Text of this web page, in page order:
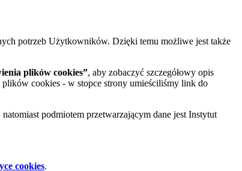
potrzeb Użytkowników. Dzięki temu możliwe jest także
plików cookies”, aby zobaczyć szczegółowy opis
cookies - w stopce strony umieściliśmy link do
podmiotem przetwarzającym dane jest Instytut
cookies.